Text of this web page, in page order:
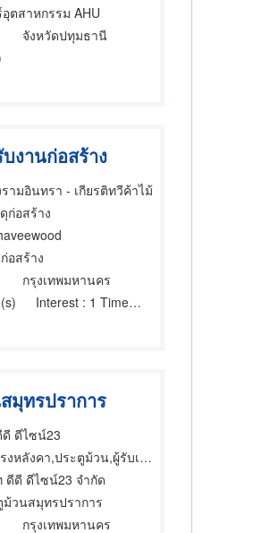
ตสาหกรรม AHU
จังหวัดปทุมธานี
งานก่อสร้าง
ามอินทรา - เกียรติทวีค้าไม้
ก่อสร้าง
อสร้าง
กรุงเทพมหานคร
Interest : 1 Time(s)
มุทรปราการ
ดี ดีไซน์23
งคา,ประตูม้วน,ผู้รับเหมาซ่อมแซมและต่อเติมบ้าน
ดีดี ดีไซน์23 จำกัด
วนสมุทรปราการ
กรุงเทพมหานคร